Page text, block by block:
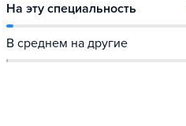
На эту специальность
В среднем на другие